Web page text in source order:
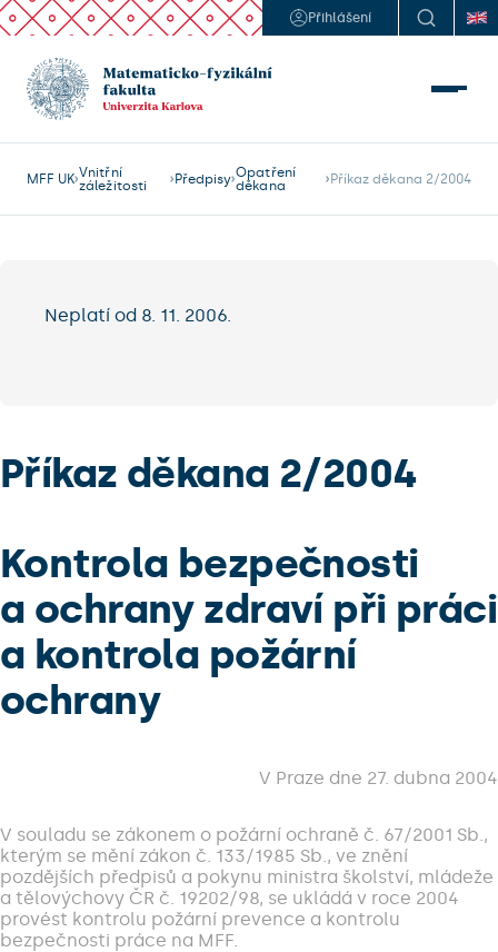
Přihlášení
MFF UK Vnitřní
záležitosti
Předpisy Opatření
děkana
Příkaz děkana 2/2004
Neplatí od 8. 11. 2006.
Příkaz děkana 2/2004
Kontrola bezpečnosti
a ochrany zdraví při práci
a kontrola požární
ochrany
V Praze dne 27. dubna 2004
V souladu se zákonem o požární ochraně č. 67/2001 Sb.,
kterým se mění zákon č. 133/1985 Sb., ve znění
pozdějších předpisů a pokynu ministra školství, mládeže
a tělovýchovy ČR č. 19202/98, se ukládá v roce 2004
provést kontrolu požární prevence a kontrolu
bezpečnosti práce na MFF.